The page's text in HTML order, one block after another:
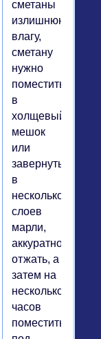
сметаны
излишнюю
влагу,
сметану
нужно
поместить
в
холщевый
мешок
или
завернуть
в
несколько
слоев
марли,
аккуратно
отжать, а
затем на
несколько
часов
поместить